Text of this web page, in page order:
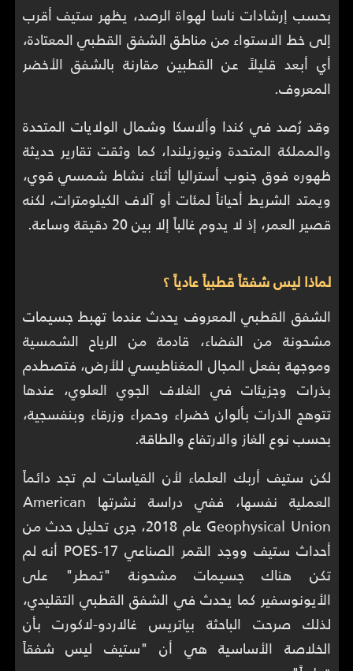
بحسب إرشادات ناسا لهواة الرصد، يظهر ستيف أقرب
إلى خط الاستواء من مناطق الشفق القطبي المعتادة،
أي أبعد قليلاً عن القطبين مقارنة بالشفق الأخضر
المعروف.
وقد رُصد في كندا وألاسكا وشمال الولايات المتحدة
والمملكة المتحدة ونيوزيلندا، كما وثقت تقارير حديثة
ظهوره فوق جنوب أستراليا أثناء نشاط شمسي قوي،
ويمتد الشريط أحياناً لمئات أو آلاف الكيلومترات، لكنه
قصير العمر، إذ لا يدوم غالباً إلا بين 20 دقيقة وساعة.
لماذا ليس شفقاً قطبياً عادياً ؟
الشفق القطبي المعروف يحدث عندما تهبط جسيمات
مشحونة من الفضاء، قادمة من الرياح الشمسية
وموجهة بفعل المجال المغناطيسي للأرض، فتصطدم
بذرات وجزيئات في الغلاف الجوي العلوي، عندها
تتوهج الذرات بألوان خضراء وحمراء وزرقاء وبنفسجية،
بحسب نوع الغاز والارتفاع والطاقة.
لكن ستيف أربك العلماء لأن القياسات لم تجد دائماً
العملية نفسها، ففي دراسة نشرتها American
Geophysical Union عام 2018، جرى تحليل حدث من
أحداث ستيف ووجد القمر الصناعي POES-17 أنه لم
تكن هناك جسيمات مشحونة "تمطر" على
الأيونوسفير كما يحدث في الشفق القطبي التقليدي،
لذلك صرحت الباحثة بياتريس غالاردو-لاكورت بأن
الخلاصة الأساسية هي أن "ستيف ليس شفقاً